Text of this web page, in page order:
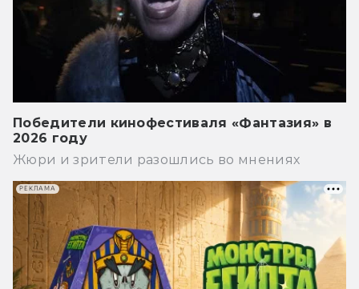
Победители кинофестиваля «Фантазия» в
2026 году
Жюри и зрители разошлись во мнениях
РЕКЛАМА